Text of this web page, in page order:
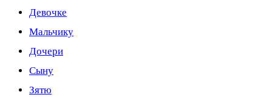
Девочке
Мальчику
Дочери
Сыну
Зятю